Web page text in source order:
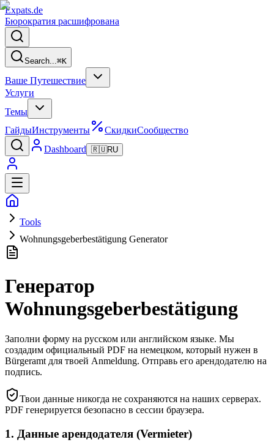
Expats.de
Бюрократия расшифрована
Search...⌘K
Ваше Путешествие
Услуги
Темы
ГайдыИнструменты СкидкиСообщество
Dashboard 🇷🇺RU
Tools
Wohnungsgeberbestätigung Generator
Генератор
Wohnungsgeberbestätigung
Заполни форму на русском или английском языке. Мы
создадим официальный PDF на немецком, который нужен в
Bürgeramt для твоей Anmeldung. Отправь его арендодателю на
подпись.
Твои данные никогда не сохраняются на наших серверах.
PDF генерируется безопасно в сессии браузера.
1. Данные арендодателя (Vermieter)